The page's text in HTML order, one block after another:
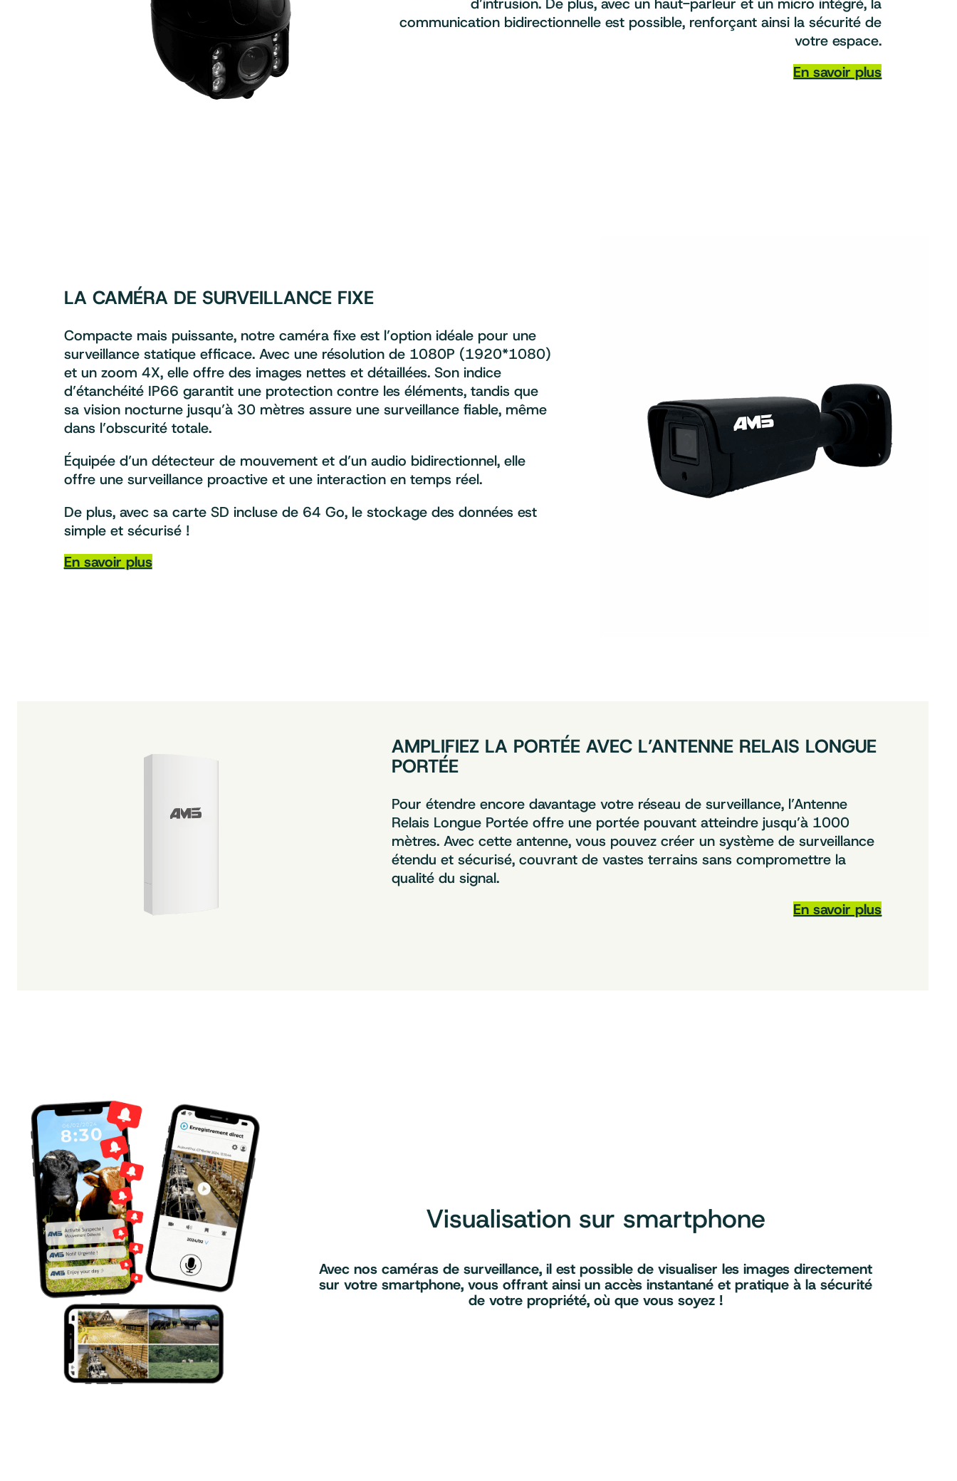
d’intrusion. De plus, avec un haut-parleur et un micro intégré, la
communication bidirectionnelle est possible, renforçant ainsi la sécurité de
votre espace.
En savoir plus
LA CAMÉRA DE SURVEILLANCE FIXE
Compacte mais puissante, notre caméra fixe est l’option idéale pour une
surveillance statique efficace. Avec une résolution de 1080P (1920*1080)
et un zoom 4X, elle offre des images nettes et détaillées. Son indice
d’étanchéité IP66 garantit une protection contre les éléments, tandis que
sa vision nocturne jusqu’à 30 mètres assure une surveillance fiable, même
dans l’obscurité totale.
Équipée d’un détecteur de mouvement et d’un audio bidirectionnel, elle
offre une surveillance proactive et une interaction en temps réel.
De plus, avec sa carte SD incluse de 64 Go, le stockage des données est
simple et sécurisé !
En savoir plus
AMPLIFIEZ LA PORTÉE AVEC L’ANTENNE RELAIS LONGUE
PORTÉE
Pour étendre encore davantage votre réseau de surveillance, l’Antenne
Relais Longue Portée offre une portée pouvant atteindre jusqu’à 1000
mètres. Avec cette antenne, vous pouvez créer un système de surveillance
étendu et sécurisé, couvrant de vastes terrains sans compromettre la
qualité du signal.
En savoir plus
Visualisation sur smartphone
Avec nos caméras de surveillance, il est possible de visualiser les images directement
sur votre smartphone, vous offrant ainsi un accès instantané et pratique à la sécurité
de votre propriété, où que vous soyez !